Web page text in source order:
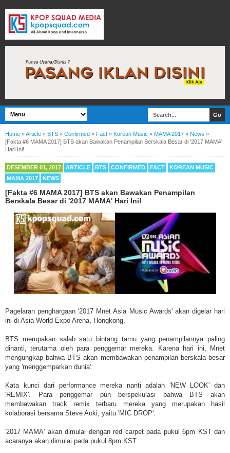
Home »Article » BTS » Confirmed » Fact » Korean Music » MAMA 2017 » News »
[Fakta #6 MAMA 2017] BTS akan Bawakan Penampilan Berskala Besar di '2017 MAMA'
Hari Ini!
DESEMBER 01, 2017 ARTICLE BTS CONFIRMED FACT
KOREAN MUSIC
MAMA 2017
NEWS
[Fakta #6 MAMA 2017] BTS akan Bawakan Penampilan
Berskala Besar di '2017 MAMA' Hari Ini!
Pagelaran penghargaan '2017 Mnet Asia Music Awards' akan digelar hari
ini di Asia-World Expo Arena, Hongkong.
BTS merupakan salah satu bintang tamu yang penampilannya paling
dinanti, terutama oleh para penggemar mereka. Karena hari ini, Mnet
mengungkap bahwa BTS akan membawakan penampilan berskala besar
yang 'menggemparkan dunia'.
Kata kunci dari performance mereka nanti adalah 'NEW LOOK' dan
'REMIX'. Para penggemar pun berspekulasi bahwa BTS akan
membawakan track remix terbaru mereka yang merupakan hasil
kolaborasi bersama Steve Aoki, yaitu 'MIC DROP'.
'2017 MAMA' akan dimulai dengan red carpet pada pukul 6pm KST dan
acaranya akan dimulai pada pukul 8pm KST.